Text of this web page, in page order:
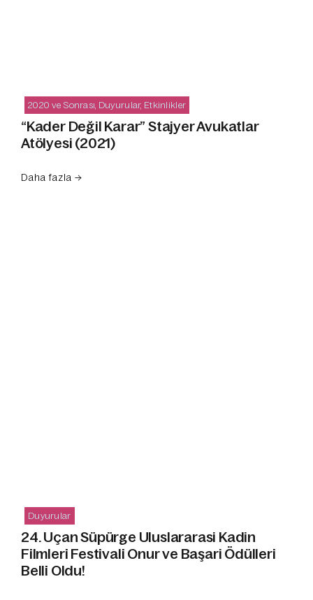
2020 ve Sonrası, Duyurular, Etkinlikler
“Kader Değil Karar” Stajyer Avukatlar
Atölyesi (2021)
Daha fazla →
Duyurular
24. Uçan Süpürge Uluslararasi Kadin
Fi̇lmleri̇ Festi̇vali̇ Onur ve Başari Ödülleri̇
Belli̇ Oldu!